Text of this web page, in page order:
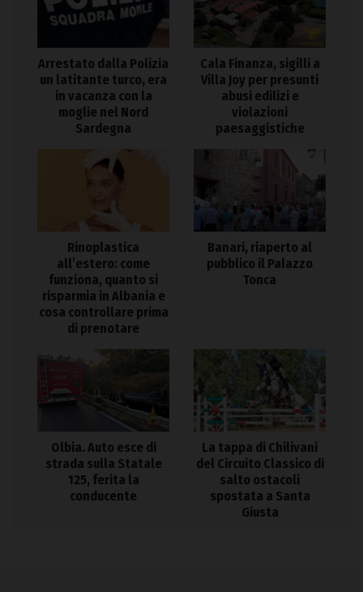
Arrestato dalla Polizia
un latitante turco, era
in vacanza con la
moglie nel Nord
Sardegna
Cala Finanza, sigilli a
Villa Joy per presunti
abusi edilizi e
violazioni
paesaggistiche
Rinoplastica
all’estero: come
funziona, quanto si
risparmia in Albania e
cosa controllare prima
di prenotare
Banari, riaperto al
pubblico il Palazzo
Tonca
Olbia. Auto esce di
strada sulla Statale
125, ferita la
conducente
La tappa di Chilivani
del Circuito Classico di
salto ostacoli
spostata a Santa
Giusta